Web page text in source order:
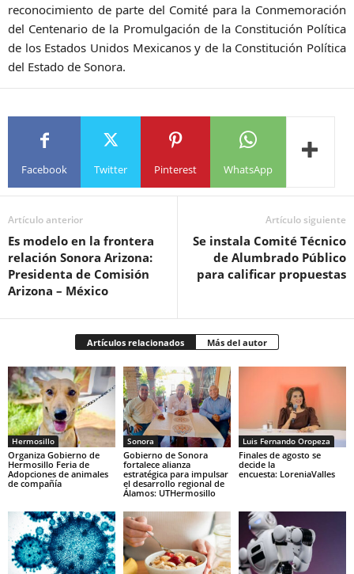
reconocimiento de parte del Comité para la Conmemoración
del Centenario de la Promulgación de la Constitución Política
de los Estados Unidos Mexicanos y de la Constitución Política
del Estado de Sonora.
Facebook Twitter Pinterest WhatsApp
Artículo anterior
Es modelo en la frontera
relación Sonora Arizona:
Presidenta de Comisión
Arizona – México
Artículo siguiente
Se instala Comité Técnico
de Alumbrado Público
para calificar propuestas
Artículos relacionados Más del autor
Hermosillo
Organiza Gobierno de
Hermosillo Feria de
Adopciones de animales
de compañía
Sonora
Gobierno de Sonora
fortalece alianza
estratégica para impulsar
el desarrollo regional de
Álamos: UTHermosillo
Luis Fernando Oropeza
Finales de agosto se
decide la
encuesta: LoreniaValles